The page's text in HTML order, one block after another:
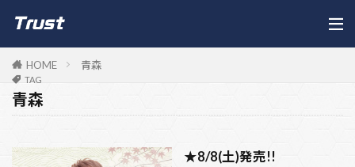
HOME 青森
TAG
青森
★8/8(土)発売!!